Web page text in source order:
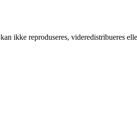
ikke reproduseres, videredistribueres